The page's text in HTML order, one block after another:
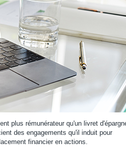
plus rémunérateur qu'un livret
des engagements qu'il induit pour
financier en actions.